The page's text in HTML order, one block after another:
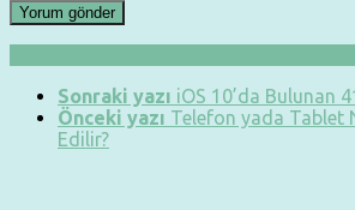
Sonraki yazı iOS 10’da Bulunan
Önceki yazı Telefon yada Tablet
Edilir?